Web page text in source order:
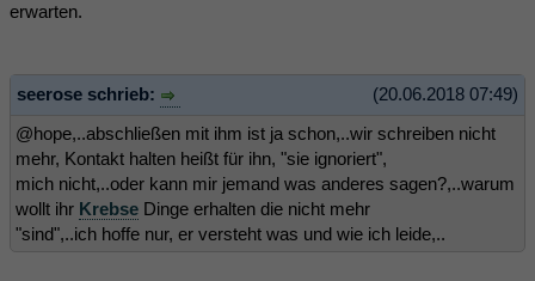
erwarten.
(20.06.2018 07:49)
seerose schrieb:
@hope,..abschließen mit ihm ist ja schon,..wir schreiben nicht
mehr, Kontakt halten heißt für ihn, "sie ignoriert",
mich nicht,..oder kann mir jemand was anderes sagen?,..warum
wollt ihr Krebse Dinge erhalten die nicht mehr
"sind",..ich hoffe nur, er versteht was und wie ich leide,..